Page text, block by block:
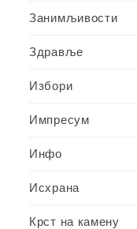
Занимљивости
Здравље
Избори
Импресум
Инфо
Исхрана
Крст на камену